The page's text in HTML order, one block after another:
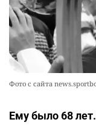
2451
Фото с сайта
Ему было 68 лет.